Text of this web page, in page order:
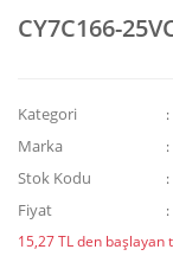
CY7C166-
Kategori
Marka
Stok Kodu
Fiyat
15,27 TL den başlayan